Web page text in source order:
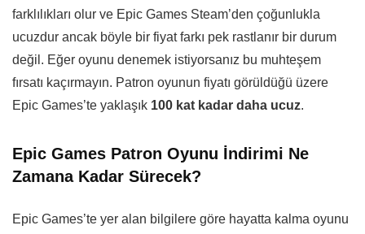
farklılıkları olur ve Epic Games Steam’den çoğunlukla
ucuzdur ancak böyle bir fiyat farkı pek rastlanır bir durum
değil. Eğer oyunu denemek istiyorsanız bu muhteşem
fırsatı kaçırmayın. Patron oyunun fiyatı görüldüğü üzere
Epic Games’te yaklaşık 100 kat kadar daha ucuz.
Epic Games Patron Oyunu İndirimi Ne
Zamana Kadar Sürecek?
Epic Games’te yer alan bilgilere göre hayatta kalma oyunu